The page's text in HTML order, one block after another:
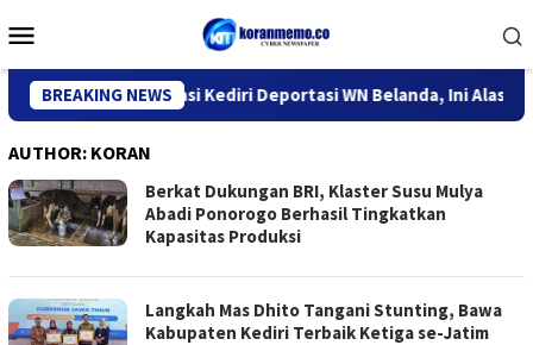
to
Menu
BREAKING NEWS
Kantor Imigrasi Kediri Deportasi WN Belanda, Ini Alasannya
AUTHOR: KORAN
Berkat Dukungan BRI, Klaster Susu Mulya
Abadi Ponorogo Berhasil Tingkatkan
Kapasitas Produksi
Langkah Mas Dhito Tangani Stunting, Bawa
Kabupaten Kediri Terbaik Ketiga se-Jatim